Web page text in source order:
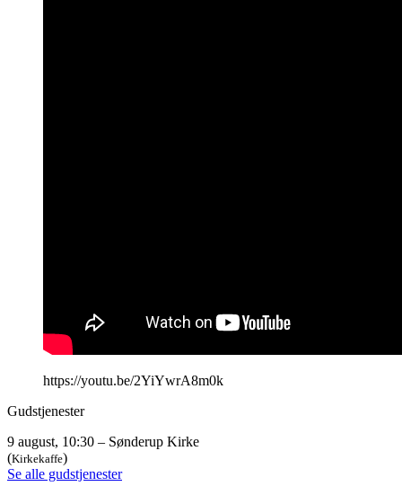
https://youtu.be/2YiYwrA8m0k
Gudstjenester
9 august, 10:30 – Sønderup Kirke
(Kirkekaffe)
Se alle gudstjenester